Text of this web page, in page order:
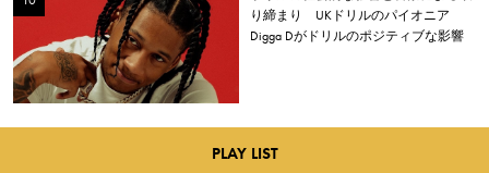
り締まり UKドリルのパイオニア
Digga Dがドリルのポジティブな影響
PLAY LIST